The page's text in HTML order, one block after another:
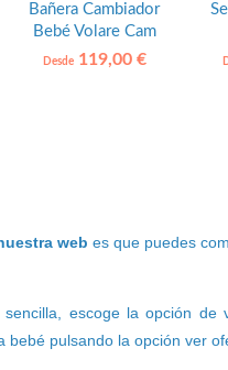
Bañera Cambiador
Bebé Volare Cam
Desde119,00 €
web es que puedes
escoge la opción de
pulsando la opción ver